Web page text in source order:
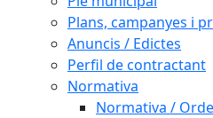
Plans, campanyes i
Anuncis / Edictes
Perfil de contractant
Normativa
Normativa /